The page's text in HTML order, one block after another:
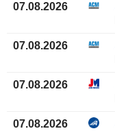
07.08.2026
07.08.2026
07.08.2026
07.08.2026